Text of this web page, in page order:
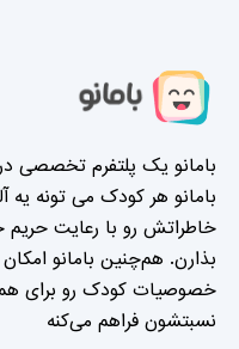
بامانو یک پلتفرم تخصصی
بامانو هر کودک می تونه یه
خاطراتش رو با رعایت
بذارن. هم‌چنین بامانو
خصوصیات کودک رو برای
نسبتشون فراهم می‌کنه